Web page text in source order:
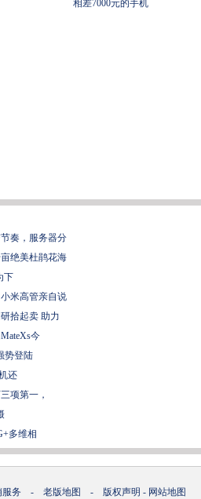
相差7000元的手机
奏，服务器分
绝美杜鹃花海
下
米高管亲自说
拾起卖 助力
今
势登陆
还
项第一，
多维相
服务 - 老版地图 - 版权声明 - 网站地图